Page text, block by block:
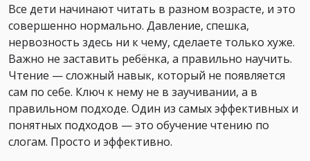
Все дети начинают читать в разном возрасте, и это
совершенно нормально. Давление, спешка,
нервозность здесь ни к чему, сделаете только хуже.
Важно не заставить ребёнка, а правильно научить.
Чтение — сложный навык, который не появляется
сам по себе. Ключ к нему не в заучивании, а в
правильном подходе. Один из самых эффективных и
понятных подходов — это обучение чтению по
слогам. Просто и эффективно.